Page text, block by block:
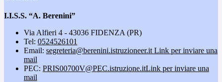
I.I.S.S. “A. Berenini”
Via Alfieri 4 - 43036 FIDENZA (PR)
Tel: 0524526101
Email: segreteria@berenini.istruzioneer.it Link per inviare una
mail
PEC: PRIS00700V@PEC.istruzione.itLink per inviare una
mail